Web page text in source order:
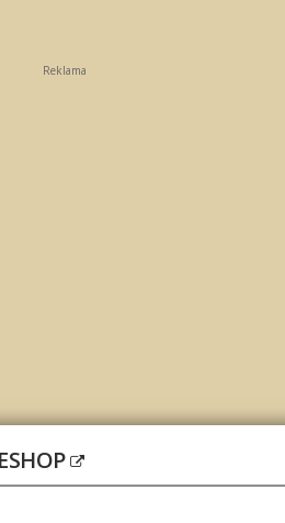
Reklama
ESHOP